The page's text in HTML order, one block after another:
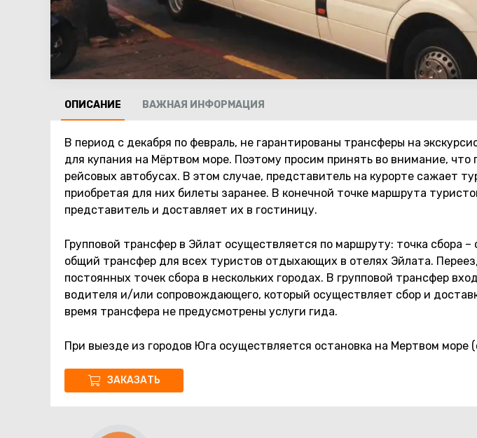
ОПИСАНИЕ ВАЖНАЯ ИНФОРМАЦИЯ
В период с декабря по февраль, не гарантированы трансферы на
для купания на Мёртвом море. Поэтому просим принять во внимание, что
рейсовых автобусах. В этом случае, представитель на курорте сажает
приобретая для них билеты заранее. В конечной точке маршрута
представитель и доставляет их в гостиницу.
Групповой трансфер в Эйлат осуществляется по маршруту: точка сбора
общий трансфер для всех туристов отдыхающих в отелях Эйлата.
постоянных точек сбора в нескольких городах. В групповой трансфер
водителя и/или сопровождающего, который осуществляет сбор и
время трансфера не предусмотрены услуги гида.
При выезде из городов Юга осуществляется остановка на Мертвом море
ЗАКАЗАТЬ